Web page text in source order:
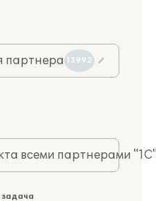
партнера 13992
всеми партнерами